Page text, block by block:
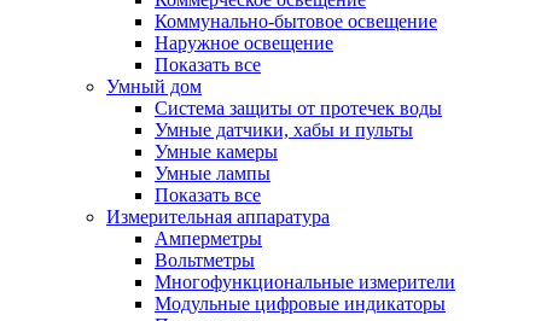
Коммунально-бытовое освещение
Наружное освещение
Показать все
Умный дом
Система защиты от протечек воды
Умные датчики, хабы и пульты
Умные камеры
Умные лампы
Показать все
Измерительная аппаратура
Амперметры
Вольтметры
Многофункциональные измерители
Модульные цифровые индикаторы